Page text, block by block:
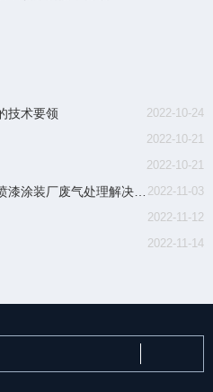
2022-10-24
技术要领
2022-10-21
2022-10-21
2022-11-03
漆涂装厂废气处理解决方
2022-11-12
2022-11-14